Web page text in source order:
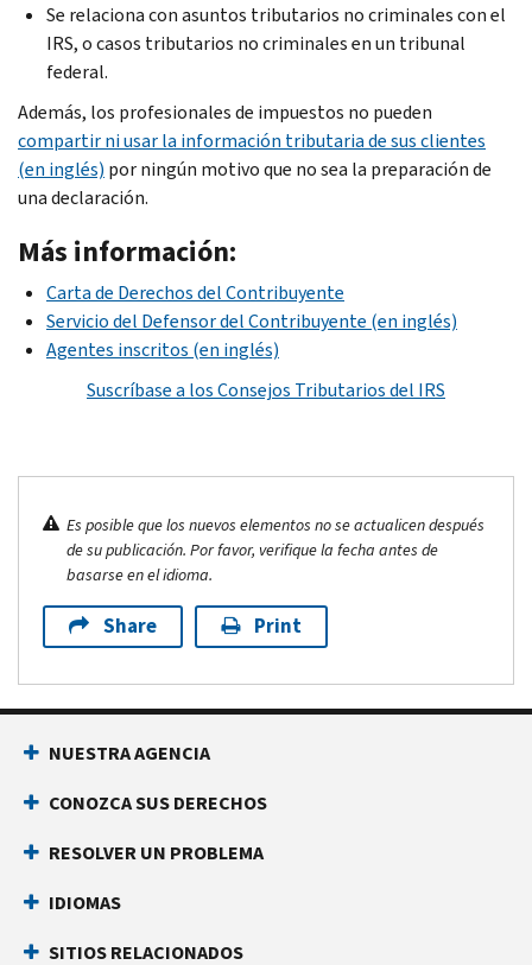
Se relaciona con asuntos tributarios no criminales con el
IRS, o casos tributarios no criminales en un tribunal
federal.
Además, los profesionales de impuestos no pueden
compartir ni usar la información tributaria de sus clientes
(en inglés) por ningún motivo que no sea la preparación de
una declaración.
Más información:
Carta de Derechos del Contribuyente
Servicio del Defensor del Contribuyente (en inglés)
Agentes inscritos (en inglés)
Suscríbase a los Consejos Tributarios del IRS
Es posible que los nuevos elementos no se actualicen después
de su publicación. Por favor, verifique la fecha antes de
basarse en el idioma.
Share Print
NUESTRA AGENCIA
CONOZCA SUS DERECHOS
RESOLVER UN PROBLEMA
IDIOMAS
SITIOS RELACIONADOS